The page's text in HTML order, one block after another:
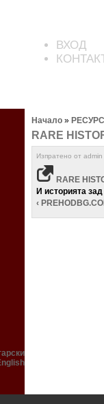
ВХОД
Начало »
RARE
Изпратено от
RARE
И историята зад
‹